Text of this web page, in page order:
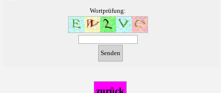
Wortprüfung:
zurück